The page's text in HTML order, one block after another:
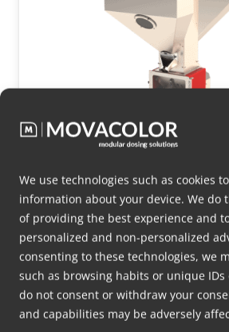
We use technologies such as cookies
information about your device. We do
of providing the best experience and
personalized and non-personalized
consenting to these technologies, we
such as browsing habits or unique
do not consent or withdraw your
and capabilities may be adversely
MBS Blender 20-series
重力混合解决方案配备增重技术
低松散密度材料。
更多信息